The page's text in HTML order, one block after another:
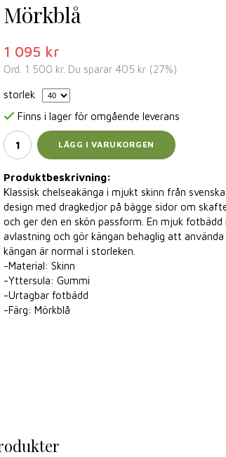
Mörkblå
1 095 kr
Ord. 1 500 kr. Du sparar 405 kr (27%)
storlek
Finns i lager för omgående leverans
LÄGG I VARUKORGEN
Produktbeskrivning:
Klassisk chelseakänga i mjukt skinn från
design med dragkedjor på bägge sidor om
och ger den en skön passform. En mjuk
avlastning och gör kängan behaglig att
kängan är normal i storleken.
-Material: Skinn
-Yttersula: Gummi
-Urtagbar fotbädd
-Färg: Mörkblå